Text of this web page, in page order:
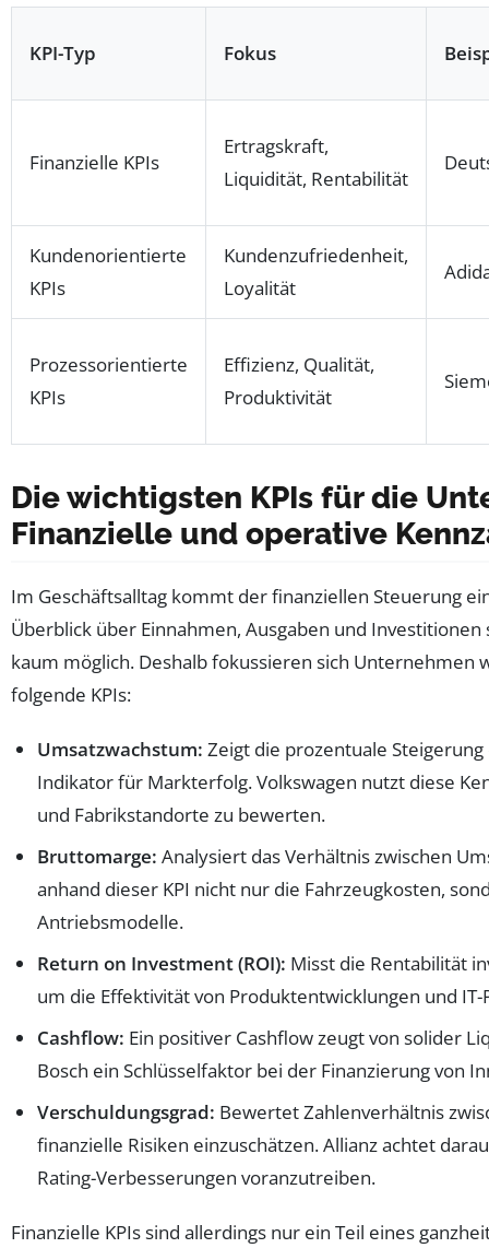
KPI-Typ Fokus
Finanzielle KPIs
Ertragskraft,
Liquidität, Rentabilität
Kundenorientierte
KPIs
Kundenzufriedenheit,
Loyalität
Prozessorientierte
KPIs
Effizienz, Qualität,
Produktivität
Die wichtigsten KPIs für die
Finanzielle und operative
Im Geschäftsalltag kommt der finanziellen Steuerung
Überblick über Einnahmen, Ausgaben und
kaum möglich. Deshalb fokussieren sich Unternehmen
folgende KPIs:
Umsatzwachstum: Zeigt die prozentuale
Indikator für Markterfolg. Volkswagen nutzt diese
und Fabrikstandorte zu bewerten.
Bruttomarge: Analysiert das Verhältnis zwischen
anhand dieser KPI nicht nur die Fahrzeugkosten,
Antriebsmodelle.
Return on Investment (ROI): Misst die Rentabilität
um die Effektivität von Produktentwicklungen und
Cashflow: Ein positiver Cashflow zeugt von solider
Bosch ein Schlüsselfaktor bei der Finanzierung von
Verschuldungsgrad: Bewertet Zahlenverhältnis
finanzielle Risiken einzuschätzen. Allianz achtet
Rating-Verbesserungen voranzutreiben.
Finanzielle KPIs sind allerdings nur ein Teil eines